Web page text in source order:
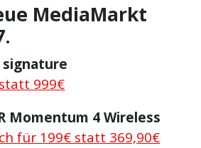
MediaMarkt
signature
999€
Momentum 4 Wireless
für 199€ statt 369,90€